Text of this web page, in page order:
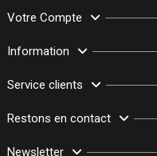
Votre Compte
Information
Service clients
Restons en contact
Newsletter